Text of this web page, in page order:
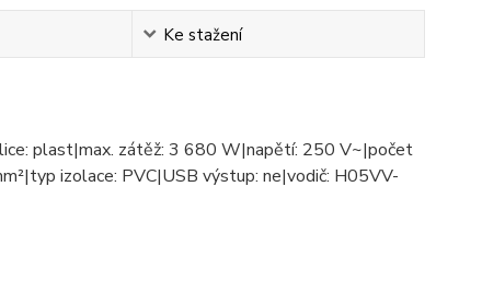
Ke stažení
plast|max. zátěž: 3 680 W|napětí: 250 V~|počet
izolace: PVC|USB výstup: ne|vodič: H05VV-